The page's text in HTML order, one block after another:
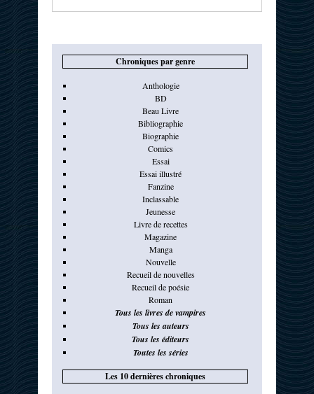
Chroniques par genre
Anthologie
BD
Beau Livre
Bibliographie
Biographie
Comics
Essai
Essai illustré
Fanzine
Inclassable
Jeunesse
Livre de recettes
Magazine
Manga
Nouvelle
Recueil de nouvelles
Recueil de poésie
Roman
Tous les livres de vampires
Tous les auteurs
Tous les éditeurs
Toutes les séries
Les 10 dernières chroniques